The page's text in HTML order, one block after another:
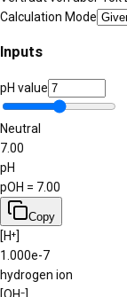
Calculation Mode
Inputs
pH value
Neutral
7.00
pH
pOH = 7.00
Copy
[H⁺]
1.000e-7
hydrogen ion